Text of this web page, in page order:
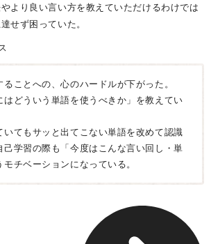
より良い言い方を教えていただけるわけでは
せず困っていた。
ることへの、心のハードルが下がった。
はどういう単語を使うべきか」を教えてい
いてもサッと出てこない単語を改めて認識
己学習の際も「今度はこんな言い回し・単
チベーションになっている。